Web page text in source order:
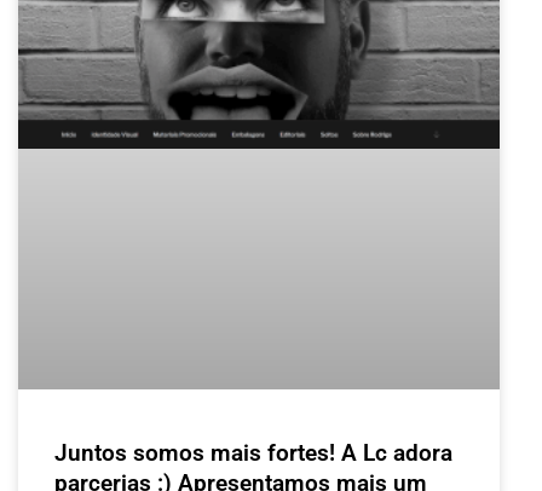
Juntos somos mais fortes! A Lc adora
parcerias :) Apresentamos mais um